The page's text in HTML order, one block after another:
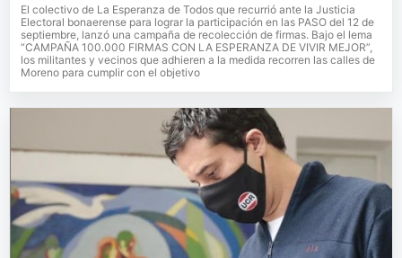
El colectivo de La Esperanza de Todos que recurrió ante la Justicia
Electoral bonaerense para lograr la participación en las PASO del 12 de
septiembre, lanzó una campaña de recolección de firmas. Bajo el lema
“CAMPAÑA 100.000 FIRMAS CON LA ESPERANZA DE VIVIR MEJOR”,
los militantes y vecinos que adhieren a la medida recorren las calles de
Moreno para cumplir con el objetivo